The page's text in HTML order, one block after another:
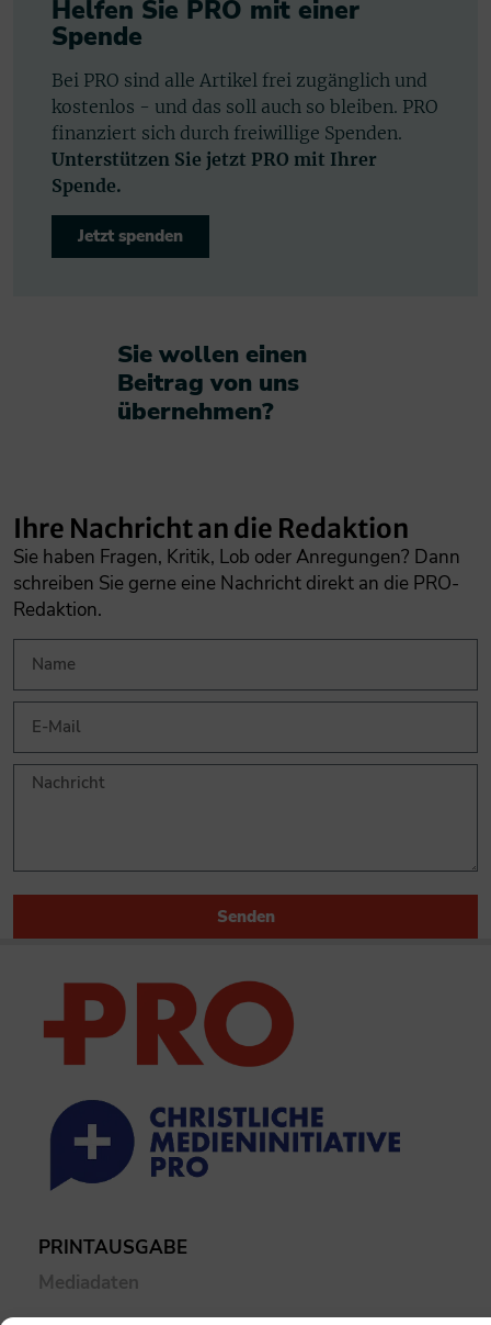
Helfen Sie PRO mit einer
Spende
Bei PRO sind alle Artikel frei zugänglich und
kostenlos - und das soll auch so bleiben. PRO
finanziert sich durch freiwillige Spenden.
Unterstützen Sie jetzt PRO mit Ihrer
Spende.
Jetzt spenden
Sie wollen einen
Beitrag von uns
übernehmen?​
Ihre Nachricht an die Redaktion
Sie haben Fragen, Kritik, Lob oder Anregungen? Dann
schreiben Sie gerne eine Nachricht direkt an die PRO-
Redaktion.
Senden
PRINTAUSGABE
Mediadaten